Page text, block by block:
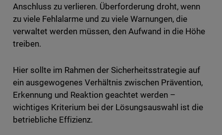
Anschluss zu verlieren. Überforderung droht, wenn
zu viele Fehlalarme und zu viele Warnungen, die
verwaltet werden müssen, den Aufwand in die Höhe
treiben.
Hier sollte im Rahmen der Sicherheitsstrategie auf
ein ausgewogenes Verhältnis zwischen Prävention,
Erkennung und Reaktion geachtet werden –
wichtiges Kriterium bei der Lösungsauswahl ist die
betriebliche Effizienz.